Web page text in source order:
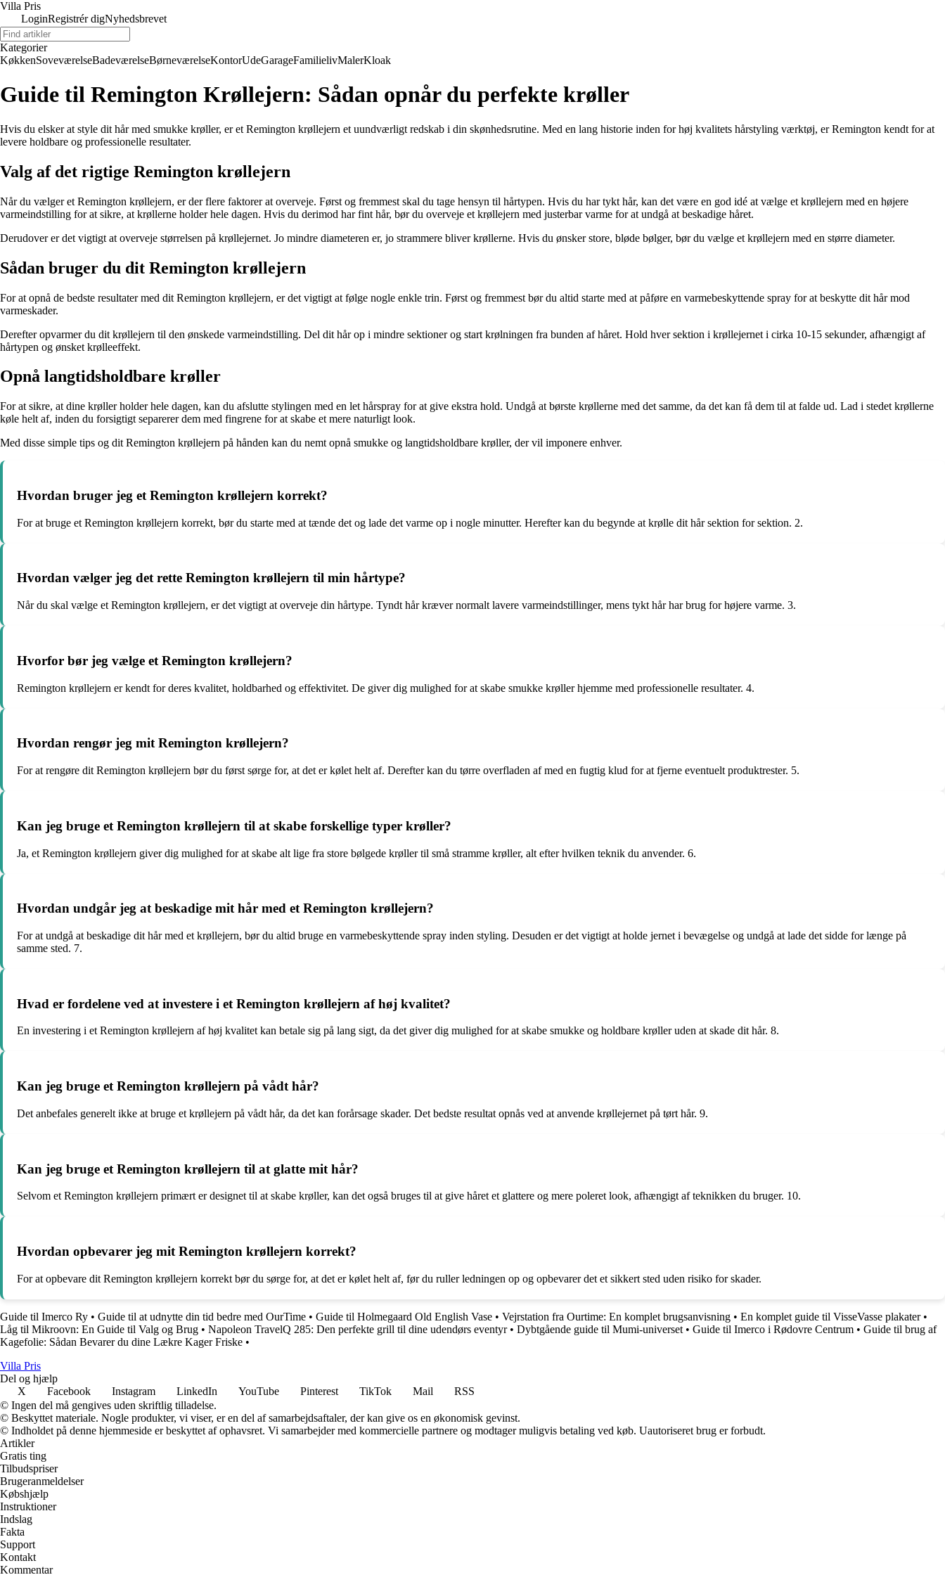
Villa Pris
LoginRegistrér digNyhedsbrevet
Kategorier
KøkkenSoveværelseBadeværelseBørneværelseKontorUdeGarageFamilielivMalerKloak
Guide til Remington Krøllejern: Sådan opnår du perfekte krøller
Hvis du elsker at style dit hår med smukke krøller, er et Remington krøllejern et uundværligt redskab i din skønhedsrutine. Med en lang historie inden for høj kvalitets hårstyling værktøj, er Remington kendt for at
levere holdbare og professionelle resultater.
Valg af det rigtige Remington krøllejern
Når du vælger et Remington krøllejern, er der flere faktorer at overveje. Først og fremmest skal du tage hensyn til hårtypen. Hvis du har tykt hår, kan det være en god idé at vælge et krøllejern med en højere
varmeindstilling for at sikre, at krøllerne holder hele dagen. Hvis du derimod har fint hår, bør du overveje et krøllejern med justerbar varme for at undgå at beskadige håret.
Derudover er det vigtigt at overveje størrelsen på krøllejernet. Jo mindre diameteren er, jo strammere bliver krøllerne. Hvis du ønsker store, bløde bølger, bør du vælge et krøllejern med en større diameter.
Sådan bruger du dit Remington krøllejern
For at opnå de bedste resultater med dit Remington krøllejern, er det vigtigt at følge nogle enkle trin. Først og fremmest bør du altid starte med at påføre en varmebeskyttende spray for at beskytte dit hår mod
varmeskader.
Derefter opvarmer du dit krøllejern til den ønskede varmeindstilling. Del dit hår op i mindre sektioner og start krølningen fra bunden af håret. Hold hver sektion i krøllejernet i cirka 10-15 sekunder, afhængigt af
hårtypen og ønsket krølleeffekt.
Opnå langtidsholdbare krøller
For at sikre, at dine krøller holder hele dagen, kan du afslutte stylingen med en let hårspray for at give ekstra hold. Undgå at børste krøllerne med det samme, da det kan få dem til at falde ud. Lad i stedet krøllerne
køle helt af, inden du forsigtigt separerer dem med fingrene for at skabe et mere naturligt look.
Med disse simple tips og dit Remington krøllejern på hånden kan du nemt opnå smukke og langtidsholdbare krøller, der vil imponere enhver.
Hvordan bruger jeg et Remington krøllejern korrekt?
For at bruge et Remington krøllejern korrekt, bør du starte med at tænde det og lade det varme op i nogle minutter. Herefter kan du begynde at krølle dit hår sektion for sektion. 2.
Hvordan vælger jeg det rette Remington krøllejern til min hårtype?
Når du skal vælge et Remington krøllejern, er det vigtigt at overveje din hårtype. Tyndt hår kræver normalt lavere varmeindstillinger, mens tykt hår har brug for højere varme. 3.
Hvorfor bør jeg vælge et Remington krøllejern?
Remington krøllejern er kendt for deres kvalitet, holdbarhed og effektivitet. De giver dig mulighed for at skabe smukke krøller hjemme med professionelle resultater. 4.
Hvordan rengør jeg mit Remington krøllejern?
For at rengøre dit Remington krøllejern bør du først sørge for, at det er kølet helt af. Derefter kan du tørre overfladen af med en fugtig klud for at fjerne eventuelt produktrester. 5.
Kan jeg bruge et Remington krøllejern til at skabe forskellige typer krøller?
Ja, et Remington krøllejern giver dig mulighed for at skabe alt lige fra store bølgede krøller til små stramme krøller, alt efter hvilken teknik du anvender. 6.
Hvordan undgår jeg at beskadige mit hår med et Remington krøllejern?
For at undgå at beskadige dit hår med et krøllejern, bør du altid bruge en varmebeskyttende spray inden styling. Desuden er det vigtigt at holde jernet i bevægelse og undgå at lade det sidde for længe på
samme sted. 7.
Hvad er fordelene ved at investere i et Remington krøllejern af høj kvalitet?
En investering i et Remington krøllejern af høj kvalitet kan betale sig på lang sigt, da det giver dig mulighed for at skabe smukke og holdbare krøller uden at skade dit hår. 8.
Kan jeg bruge et Remington krøllejern på vådt hår?
Det anbefales generelt ikke at bruge et krøllejern på vådt hår, da det kan forårsage skader. Det bedste resultat opnås ved at anvende krøllejernet på tørt hår. 9.
Kan jeg bruge et Remington krøllejern til at glatte mit hår?
Selvom et Remington krøllejern primært er designet til at skabe krøller, kan det også bruges til at give håret et glattere og mere poleret look, afhængigt af teknikken du bruger. 10.
Hvordan opbevarer jeg mit Remington krøllejern korrekt?
For at opbevare dit Remington krøllejern korrekt bør du sørge for, at det er kølet helt af, før du ruller ledningen op og opbevarer det et sikkert sted uden risiko for skader.
Guide til Imerco Ry • Guide til at udnytte din tid bedre med OurTime • Guide til Holmegaard Old English Vase • Vejrstation fra Ourtime: En komplet brugsanvisning • En komplet guide til VisseVasse plakater•
Låg til Mikroovn: En Guide til Valg og Brug • Napoleon TravelQ 285: Den perfekte grill til dine udendørs eventyr• Dybtgående guide til Mumi-universet • Guide til Imerco i Rødovre Centrum • Guide til brug af
Kagefolie: Sådan Bevarer du dine Lækre Kager Friske •
Villa Pris
Del og hjælp
X
Facebook Instagram LinkedIn YouTube Pinterest TikTok Mail
RSS
© Ingen del må gengives uden skriftlig tilladelse.
© Beskyttet materiale. Nogle produkter, vi viser, er en del af samarbejdsaftaler, der kan give os en økonomisk gevinst.
© Indholdet på denne hjemmeside er beskyttet af ophavsret. Vi samarbejder med kommercielle partnere og modtager muligvis betaling ved køb. Uautoriseret brug er forbudt.
Artikler
Gratis ting
Tilbudspriser
Brugeranmeldelser
Købshjælp
Instruktioner
Indslag
Fakta
Support
Kontakt
Kommentar